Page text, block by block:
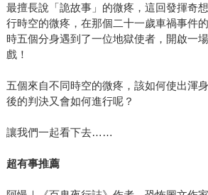
最擅長說「詭故事」的微疼，這回發揮奇
行時空的微疼，在那個二十一歲車禍事件
時五個分身遇到了一位地獄使者，開啟一
戲！
五個來自不同時空的微疼，該如何使出渾
後的判決又會如何進行呢？
讓我們一起看下去……
超有事推薦